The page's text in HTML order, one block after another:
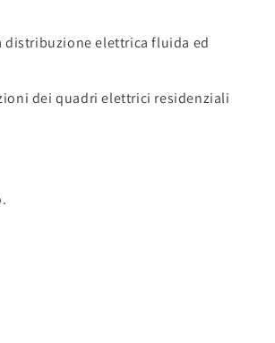
distribuzione elettrica fluida ed
dei quadri elettrici residenziali